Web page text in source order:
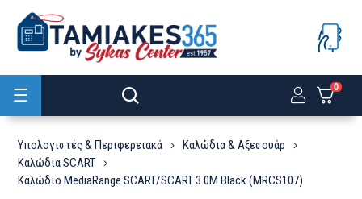
0
Υπολογιστές & Περιφερειακά
Καλώδια & Αξεσουάρ
Καλώδια SCART
Καλώδιο MediaRange SCART/SCART 3.0M Black (MRCS107)